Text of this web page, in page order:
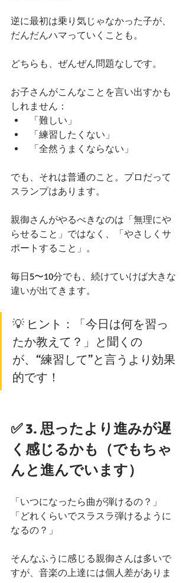
逆に最初は乗り気じゃなかった子が、
だんだんハマっていくことも。
どちらも、ぜんぜん問題なしです。
お子さんがこんなことを言い出すかも
しれません：
「難しい」
「練習したくない」
「全然うまくならない」
でも、それは普通のこと。プロだって
スランプはあります。
親御さんがやるべきなのは「無理にや
らせること」ではなく、「やさしくサ
ポートすること」。
毎日5〜10分でも、続けていけば大きな
違いが出てきます。
💡 ヒント：「今日は何を習っ
たか教えて？」と聞くの
が、“練習して”と言うより効果
的です！
✅ 3. 思ったより進みが遅
く感じるかも（でもちゃ
んと進んでいます）
「いつになったら曲が弾けるの？」
「どれくらいでスラスラ弾けるように
なるの？」
そんなふうに感じる親御さんは多いで
すが、音楽の上達には個人差がありま